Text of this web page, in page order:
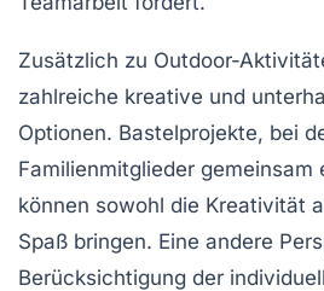
Zusätzlich zu Outdoor-
zahlreiche kreative und
Optionen. Bastelprojekte, bei
Familienmitglieder gemeinsam
können sowohl die Kreativität
Spaß bringen. Eine andere
Berücksichtigung der